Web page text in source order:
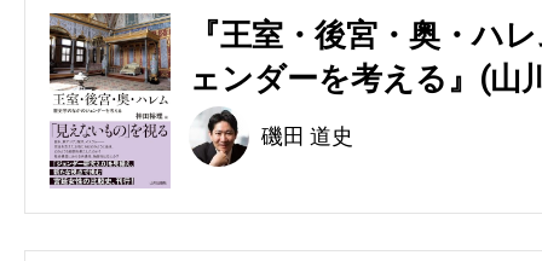
『王室・後宮・奥・ハ
ェンダーを考える』(山
磯田 道史